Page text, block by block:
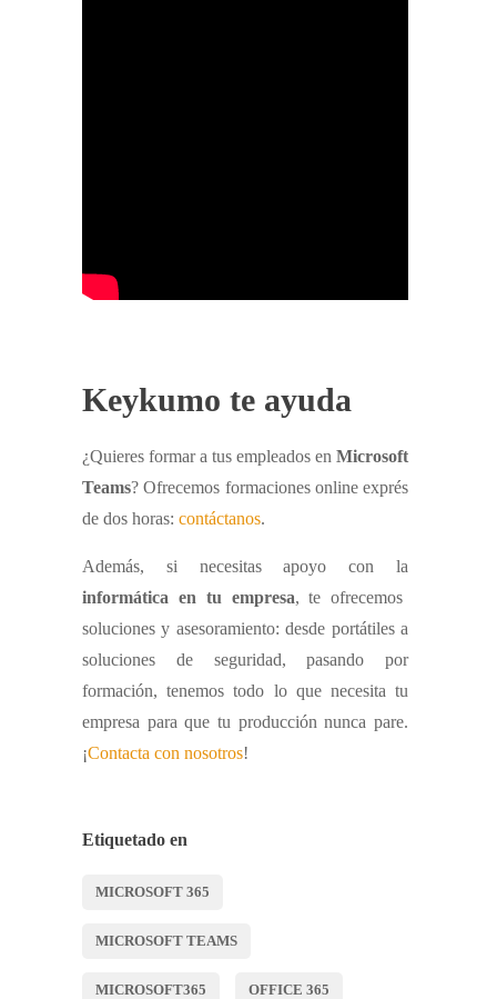
Keykumo te ayuda
¿Quieres formar a tus empleados en Microsoft
Teams? Ofrecemos formaciones online exprés
de dos horas: contáctanos.
Además, si necesitas apoyo con la
informática en tu empresa, te ofrecemos
soluciones y asesoramiento: desde portátiles a
soluciones de seguridad, pasando por
formación, tenemos todo lo que necesita tu
empresa para que tu producción nunca pare.
¡Contacta con nosotros!
Etiquetado en
MICROSOFT 365
MICROSOFT TEAMS
MICROSOFT365 OFFICE 365